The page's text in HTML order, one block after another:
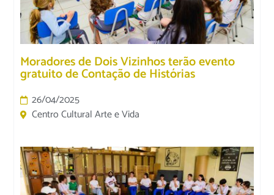
Moradores de Dois Vizinhos terão evento
gratuito de Contação de Histórias
26/04/2025
Centro Cultural Arte e Vida